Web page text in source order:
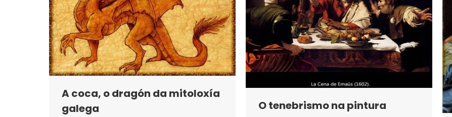
A coca, o dragón da mitoloxía
galega
O tenebrismo na pintura